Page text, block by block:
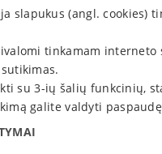
slapukus (angl.
tinkamam
su 3-ių šalių funkcinių,
galite valdyti